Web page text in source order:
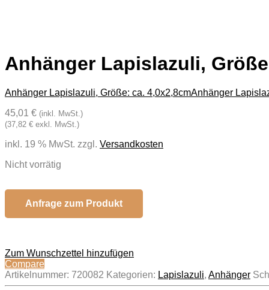
Anhänger Lapislazuli,
Anhänger Lapislazuli, Größe: ca. 4,0x2,8cmAnhänger
45,01 € (inkl. MwSt.)
(37,82 € exkl. MwSt.)
inkl. 19 % MwSt. zzgl. Versandkosten
Nicht vorrätig
Anfrage zum Produkt
Zum Wunschzettel hinzufügen
Compare
Artikelnummer: 720082 Kategorien: Lapislazuli, Anhänger